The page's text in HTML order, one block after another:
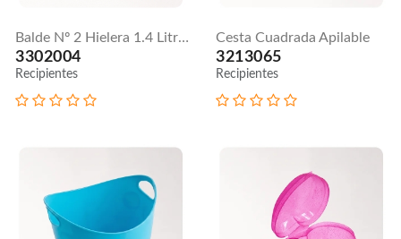
Balde Nº 2 Hielera 1.4 Litros
3302004
Recipientes
Cesta Cuadrada Apilable
3213065
Recipientes